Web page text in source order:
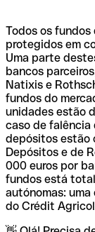
Todos os
protegidos em
Uma parte
bancos
Natixis e
fundos do
unidades estão
caso de falência
depósitos estão
Depósitos e de
000 euros por
fundos está
autónomas:
do Crédit